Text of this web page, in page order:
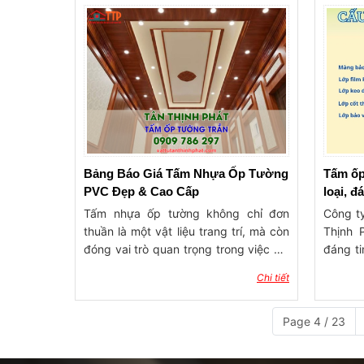
để được tư vấn
liệu,
không
của
đáng
cao,
Từ đó,
và
nhu
Bảng Báo Giá Tấm Nhựa Ốp Tường
PVC Đẹp & Cao Cấp
Tấm nhựa ốp tường không chỉ đơn
thuần là một vật liệu trang trí, mà còn
đóng vai trò quan trọng trong việc cải
chống nước, chống ẩm và độ bền cao,
tấm nhựa ốp tường từ Vật tư xây
dựng trang trí nội ngoại thất Tân Thịnh
Phát giúp bảo vệ và làm đẹp cho từng
căn phòng. Đặc biệt, tấm nhựa ốp
Chi tiết
Tấm
loại,
Công
Thịnh
đáng
tại Bà
năm
đến
những
với xu
Page 4 / 23